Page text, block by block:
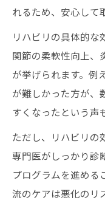
れるため、安心して
リハビリの具体的な
関節の柔軟性向上、
が挙げられます。例
が難しかった方が、
すくなったという声
ただし、リハビリの
専門医がしっかり診
プログラムを進める
流のケアは悪化のリ